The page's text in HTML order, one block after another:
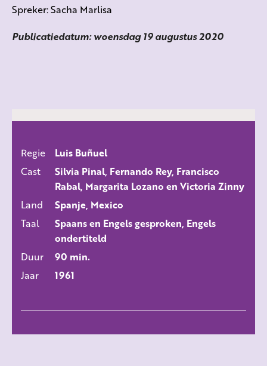
Spreker: Sacha Marlisa
Publicatiedatum: woensdag 19 augustus 2020
Regie
Luis Buñuel
Cast
Silvia Pinal, Fernando Rey, Francisco
Rabal, Margarita Lozano en Victoria Zinny
Land
Spanje, Mexico
Taal
Spaans en Engels gesproken, Engels
ondertiteld
Duur
90 min.
Jaar
1961